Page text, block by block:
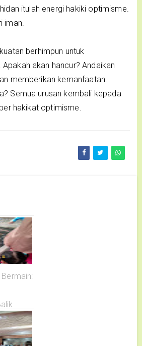
itulah energi hakiki optimisme.
iman.
berhimpun untuk
akan hancur? Andaikan
memberikan kemanfaatan.
Semua urusan kembali kepada
hakikat optimisme.